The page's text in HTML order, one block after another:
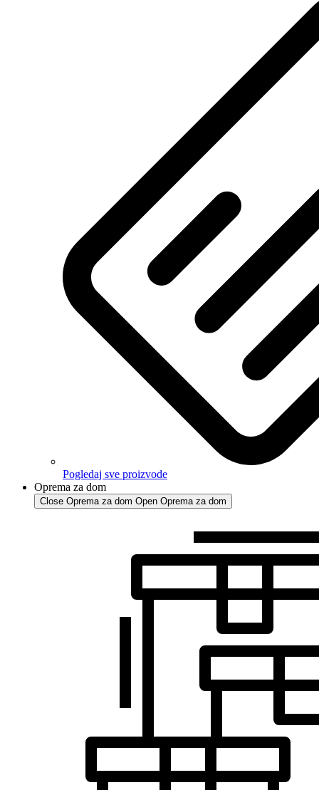
Pogledaj sve proizvode
Oprema za dom
Close Oprema za dom Open Oprema za dom